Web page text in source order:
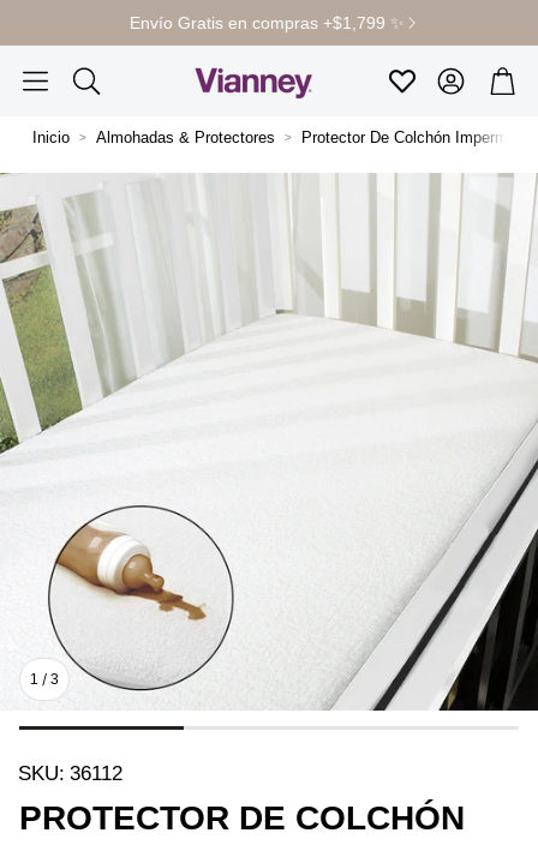
Envío Gratis en compras +$1,799 ✨
FavoritosCuenta
Inicio Almohadas & Protectores Protector De Colchón
1 / 3
SKU:36112
PROTECTOR DE COLCHÓN